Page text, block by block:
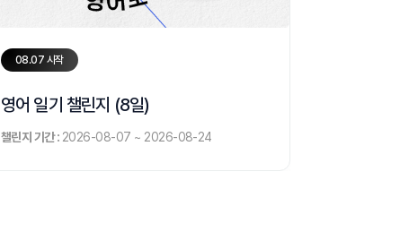
08.07 시작
영어 일기 챌린지 (8일)
챌린지 기간 : 2026-08-07 ~ 2026-08-24